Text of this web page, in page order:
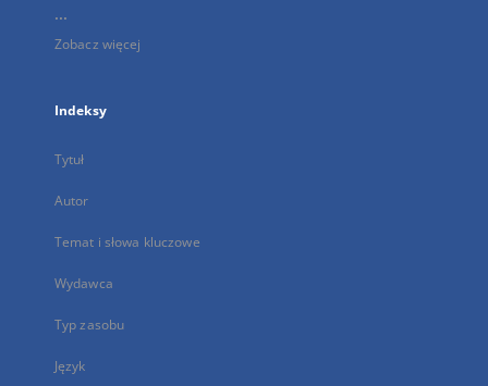
...
Zobacz więcej
Indeksy
Tytuł
Autor
Temat i słowa kluczowe
Wydawca
Typ zasobu
Język